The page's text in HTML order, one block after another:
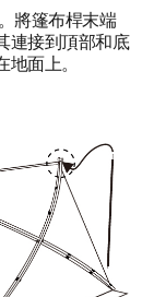
將篷布桿末端
連接到頂部和底
面上。